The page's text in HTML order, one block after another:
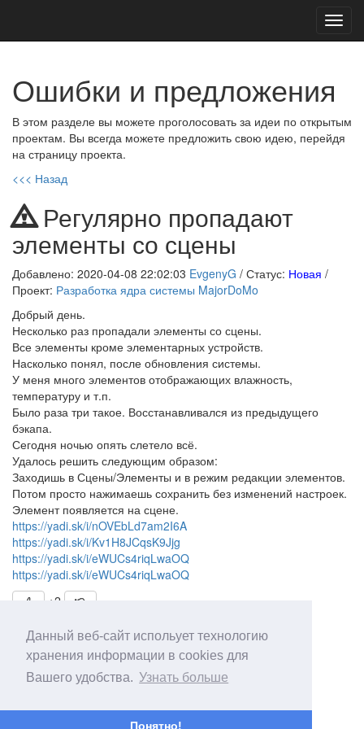
Данный веб-сайт испольует технологию
хранения информации в cookies для
Вашего удобства. Узнать больше
Понятно!
Ошибки и предложения
В этом разделе вы можете проголосовать за идеи по открытым
проектам. Вы всегда можете предложить свою идею, перейдя
на страницу проекта.
<<< Назад
Регулярно пропадают
элементы со сцены
Добавлено: 2020-04-08 22:02:03 EvgenyG / Статус: Новая /
Проект: Разработка ядра системы MajorDoMo
Добрый день.
Несколько раз пропадали элементы со сцены.
Все элементы кроме элементарных устройств.
Насколько понял, после обновления системы.
У меня много элементов отображающих влажность,
температуру и т.п.
Было раза три такое. Восстанавливался из предыдущего
бэкапа.
Сегодня ночью опять слетело всё.
Удалось решить следующим образом:
Заходишь в Сцены/Элементы и в режим редакции элементов.
Потом просто нажимаешь сохранить без изменений настроек.
Элемент появляется на сцене.
https://yadi.sk/i/nOVEbLd7am2I6A
https://yadi.sk/i/Kv1H8JCqsK9Jjg
https://yadi.sk/i/eWUCs4riqLwaOQ
https://yadi.sk/i/eWUCs4riqLwaOQ
+2
Обсуждение (0)